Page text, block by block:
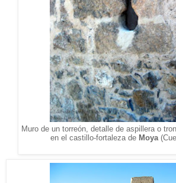
Muro de un torreón, detalle de aspillera o
en el castillo-fortaleza de Moya